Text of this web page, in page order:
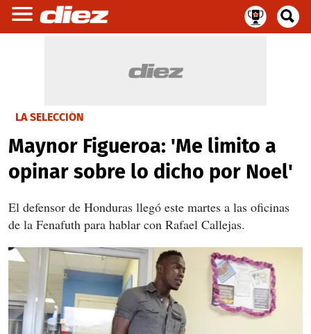
LA SELECCIÓN
Maynor Figueroa: 'Me limito a
opinar sobre lo dicho por Noel'
El defensor de Honduras llegó este martes a las oficinas
de la Fenafuth para hablar con Rafael Callejas.